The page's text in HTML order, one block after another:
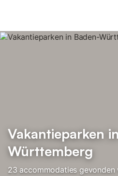
Vakantieparken
Württemberg
23 accommodaties gevonden